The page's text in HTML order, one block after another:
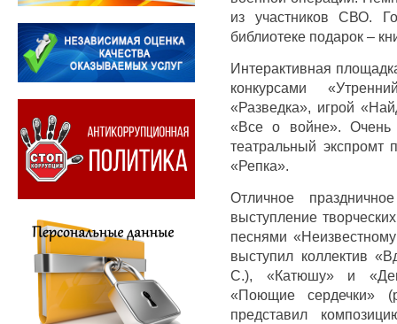
из участников СВО.
библиотеке подарок –
Интерактивная
конкурсами
«Разведка», игрой
«Все о войне». Очень
театральный экспромт
«Репка».
Отличное
выступление
песнями
выступил коллектив
С.), «Катюшу» и
«Поющие сердечки»
представил